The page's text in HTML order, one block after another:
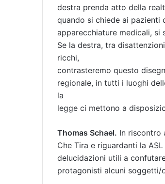
destra prenda atto della
quando si chiede ai
apparecchiature medicali,
Se la destra, tra
ricchi,
contrasteremo questo
regionale, in tutti i luoghi
la
legge ci mettono a
Thomas Schael. In riscontro
Che Tira e riguardanti la
delucidazioni utili a
protagonisti alcuni soggetti/